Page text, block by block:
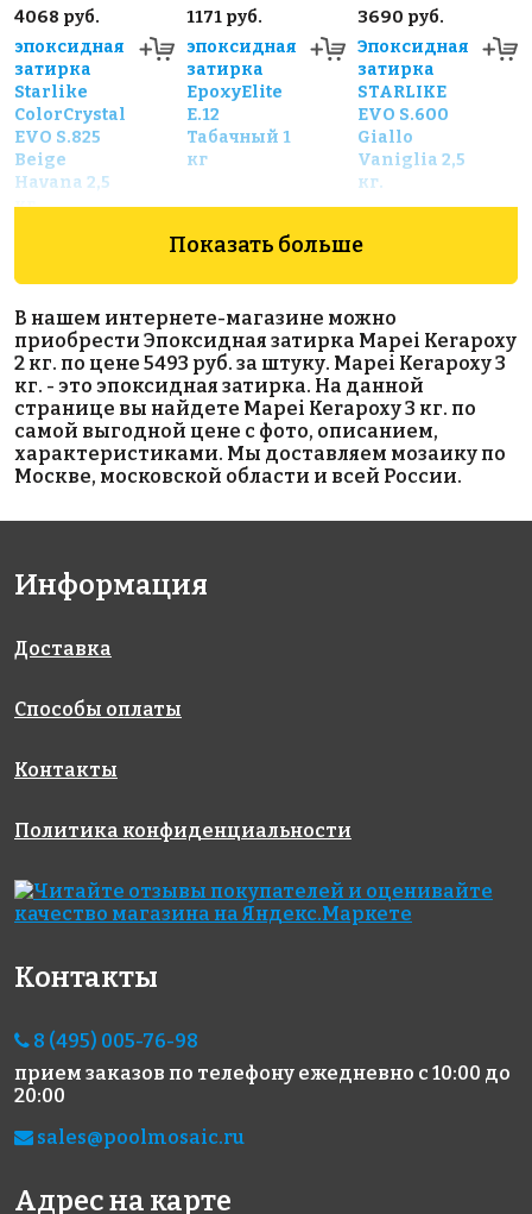
4068 руб.
эпоксидная
затирка
Starlike
ColorCrystal
EVO S.825
Beige
Havana 2,5
кг
1171 руб.
эпоксидная
затирка
EpoxyElite
E.12
Табачный 1
кг
3690 руб.
Эпоксидная
затирка
STARLIKE
EVO S.600
Giallo
Vaniglia 2,5
кг.
2100 руб.
эпоксидная
затирка
Defender
CARAIBI 1 кг
2172 руб.
сопутствующие
товары
Темный
1952 руб.
эпоксидная
затирка
Defender
582 руб.
Губка
целлюлозная
6960 руб.
STARLIKE
EVO S.100
Starlike
Defender
Показать больше
В нашем интернете-магазине можно
приобрести Эпоксидная затирка Mapei Kerapoxy
2 кг. по цене 5493 руб. за штуку. Mapei Kerapoxy 3
кг. - это эпоксидная затирка. На данной
странице вы найдете Mapei Kerapoxy 3 кг. по
самой выгодной цене с фото, описанием,
характеристиками. Мы доставляем мозаику по
Москве, московской области и всей России.
Информация
Доставка
Способы оплаты
Контакты
Политика конфиденциальности
Контакты
8 (495) 005-76-98
прием заказов по телефону ежедневно с 10:00 до
20:00
sales@poolmosaic.ru
Адрес на карте